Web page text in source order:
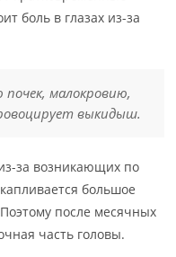
боль в глазах из-за
малокровию,
выкидыш.
за возникающих по
большое
после месячных
часть головы.